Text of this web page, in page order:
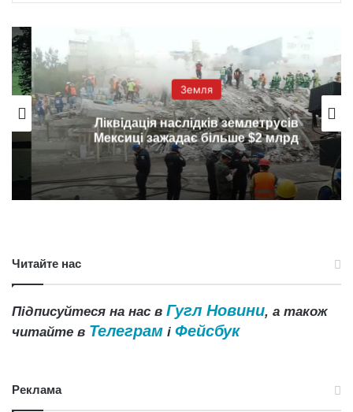
Земля
Ліквідація наслідків землетрусів
Мексиці зажадає більше $2 млрд
Читайте нас
Підписуйтеся на нас в Гугл Новини, а також
читайте в Телеграм і Фейсбук
Реклама